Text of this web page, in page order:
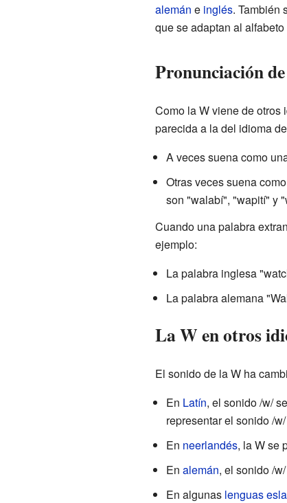
alemán e inglés. También
que se adaptan al alfabeto
Pronunciación
Como la W viene de otros
parecida a la del idioma
A veces suena como
Otras veces suena
son "walabí", "wapití" y
Cuando una palabra
ejemplo:
La palabra inglesa
La palabra alemana
La W en otros
El sonido de la W ha
En Latín, el sonido /w/
representar el sonido /
En neerlandés, la W se
En alemán, el sonido /
En algunas lenguas